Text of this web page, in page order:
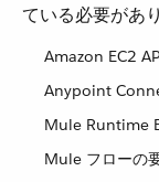
ている必要があ
Amazon EC2
Anypoint
Mule Runtime
Mule フローの